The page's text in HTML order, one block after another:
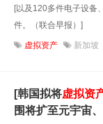
[以及120多件电子设备
件。（联合早报）]
虚拟资产 新加坡
[韩国拟将虚拟资
围将扩至元宇宙